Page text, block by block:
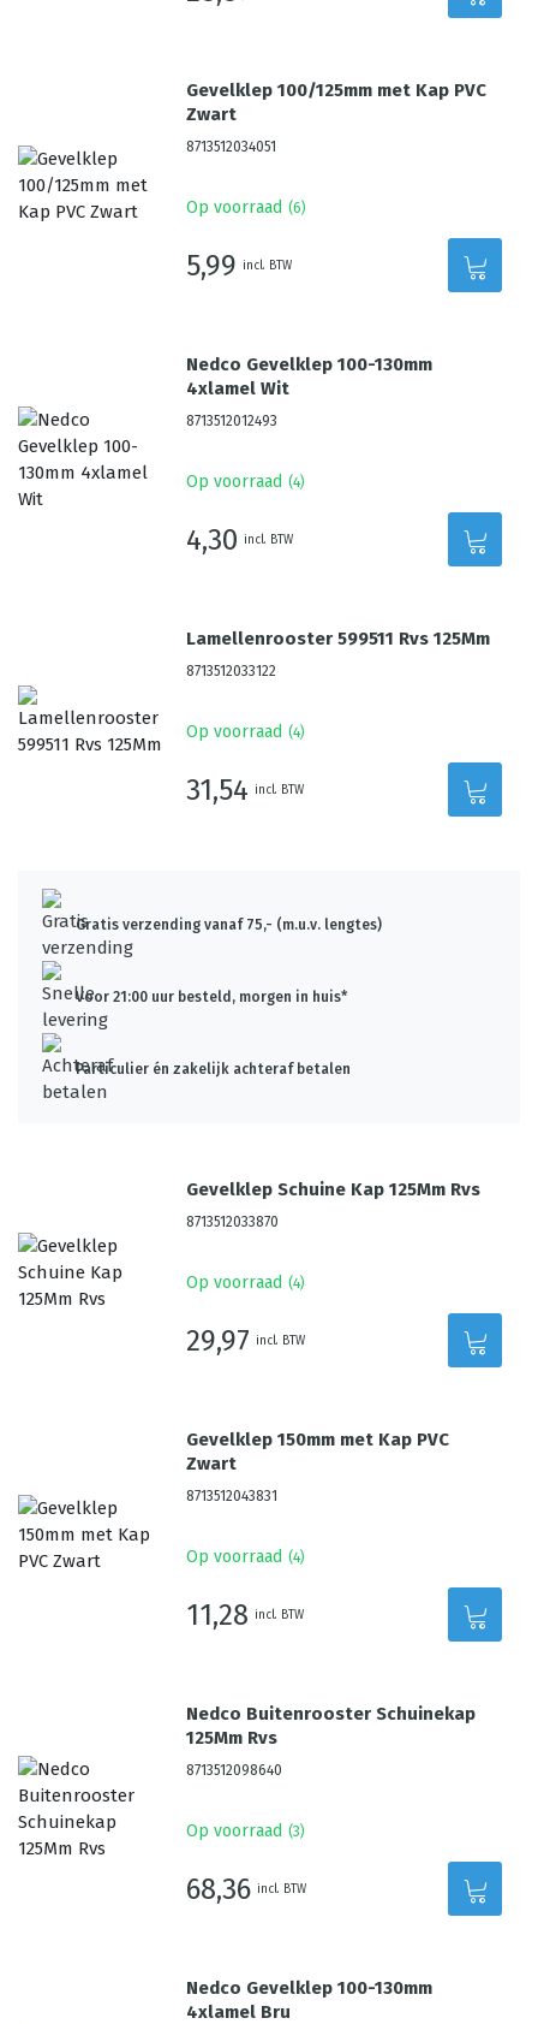
Gevelklep 100/125mm met Kap PVC
Zwart
8713512034051
Op voorraad (6)
5,99 incl. BTW
Nedco Gevelklep 100-130mm
4xlamel Wit
8713512012493
Op voorraad (4)
4,30 incl. BTW
Lamellenrooster 599511 Rvs 125Mm
8713512033122
Op voorraad (4)
31,54 incl. BTW
Gratis verzending vanaf 75,- (m.u.v. lengtes)
Voor 21:00 uur besteld, morgen in huis*
Particulier én zakelijk achteraf betalen
Gevelklep Schuine Kap 125Mm Rvs
8713512033870
Op voorraad (4)
29,97 incl. BTW
Gevelklep 150mm met Kap PVC
Zwart
8713512043831
Op voorraad (4)
11,28 incl. BTW
Nedco Buitenrooster Schuinekap
125Mm Rvs
8713512098640
Op voorraad (3)
68,36 incl. BTW
Nedco Gevelklep 100-130mm
4xlamel Bru